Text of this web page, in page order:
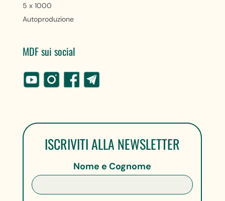
5 x 1000
Autoproduzione
MDF sui social
ISCRIVITI ALLA NEWSLETTER
Nome e Cognome